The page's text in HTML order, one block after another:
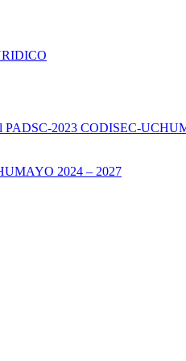
PADSC-2023 CODISEC-
2024 – 2027